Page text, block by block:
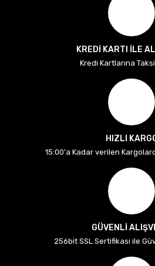
KREDİ KARTI İLE
Kredi Kartlarına
HIZLI
15:00'a Kadar verilen
GÜVENLİ
256bit SSL Sertifikası ile